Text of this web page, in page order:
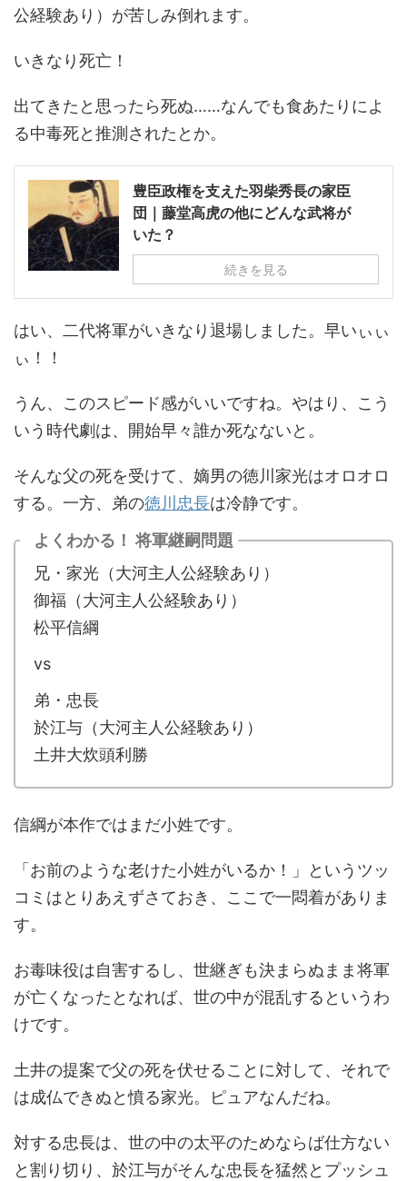
公経験あり）が苦しみ倒れます。
いきなり死亡！
出てきたと思ったら死ぬ……なんでも食あたりによ
る中毒死と推測されたとか。
豊臣政権を支えた羽柴秀長の家臣
団｜藤堂高虎の他にどんな武将が
いた？
続きを見る
はい、二代将軍がいきなり退場しました。早いぃぃ
ぃ！！
うん、このスピード感がいいですね。やはり、こう
いう時代劇は、開始早々誰か死なないと。
そんな父の死を受けて、嫡男の徳川家光はオロオロ
する。一方、弟の徳川忠長は冷静です。
よくわかる！ 将軍継嗣問題
兄・家光（大河主人公経験あり）
御福（大河主人公経験あり）
松平信綱
vs
弟・忠長
於江与（大河主人公経験あり）
土井大炊頭利勝
信綱が本作ではまだ小姓です。
「お前のような老けた小姓がいるか！」というツッ
コミはとりあえずさておき、ここで一悶着がありま
す。
お毒味役は自害するし、世継ぎも決まらぬまま将軍
が亡くなったとなれば、世の中が混乱するというわ
けです。
土井の提案で父の死を伏せることに対して、それで
は成仏できぬと憤る家光。ピュアなんだね。
対する忠長は、世の中の太平のためならば仕方ない
と割り切り、於江与がそんな忠長を猛然とプッシュ